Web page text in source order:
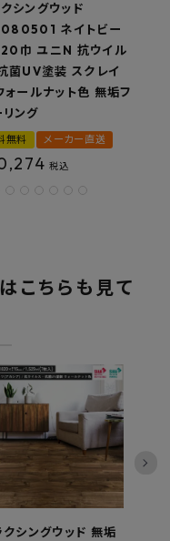
シングウッド
ネイトビー
巾 ユニN 抗ウイル
菌UV塗装 スクレイ
ォールナット色 無垢フ
ング
無料 メーカー直送
税込
こちらも見て
クシングウッド 無垢